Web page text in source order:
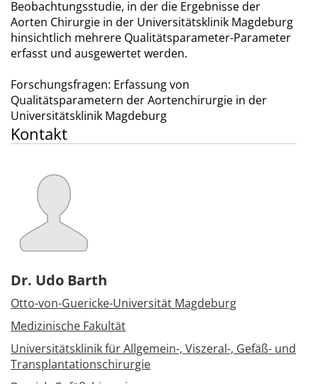
Beobachtungsstudie, in der die Ergebnisse der
Aorten Chirurgie in der Universitätsklinik Magdeburg
hinsichtlich mehrere Qualitätsparameter-Parameter
erfasst und ausgewertet werden.
Forschungsfragen: Erfassung von
Qualitätsparametern der Aortenchirurgie in der
Universitätsklinik Magdeburg
Kontakt
Dr. Udo Barth
Otto-von-Guericke-Universität Magdeburg
Medizinische Fakultät
Universitätsklinik für Allgemein-, Viszeral-, Gefäß- und
Transplantationschirurgie